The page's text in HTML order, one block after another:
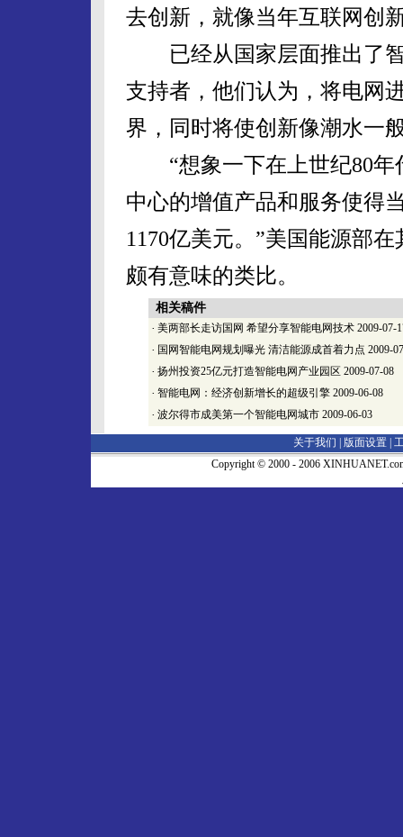
去创新，就像当年互联网创
已经从国家层面推出了智
支持者，他们认为，将电网
界，同时将使创新像潮水一
“想象一下在上世纪80年
中心的增值产品和服务使得
1170亿美元。”美国能源部
颇有意味的类比。
相关稿件
· 美两部长走访国网 希望分享智能电网技术 2009-07-
· 国网智能电网规划曝光 清洁能源成首着力点 2009-
· 扬州投资25亿元打造智能电网产业园区 2009-07-08
· 智能电网：经济创新增长的超级引擎 2009-06-08
· 波尔得市成美第一个智能电网城市 2009-06-03
关于我们 | 版面设置
Copyright © 2000 - 2006